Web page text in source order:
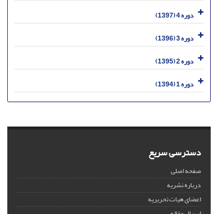
دوره 4 (1397)
دوره 3 (1396)
دوره 2 (1395)
دوره 1 (1394)
دسترسی سریع
صفحه اصلی
درباره نشریه
اعضای هیات تحریریه